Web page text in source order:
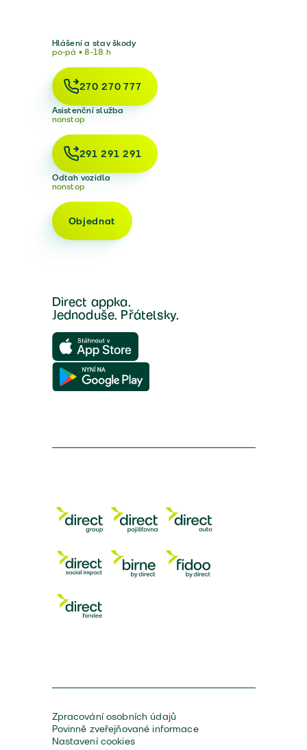
Hlášení a stav škody
po-pá • 8-18 h
270 270 777
Asistenční služba
nonstop
291 291 291
Odtah vozidla
nonstop
Objednat
Direct appka.
Jednoduše. Přátelsky.
Zpracování osobních údajů
Povinně zveřejňované informace
Nastavení cookies